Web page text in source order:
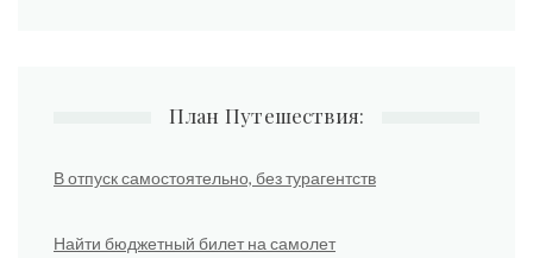
План Путешествия:
В отпуск самостоятельно, без турагентств
Найти бюджетный билет на самолет